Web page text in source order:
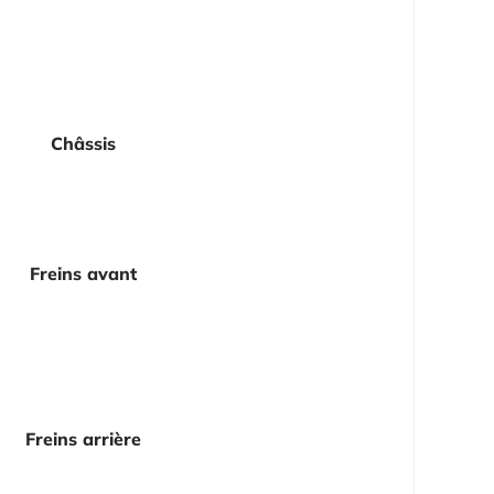
Châssis
Freins avant
Freins arrière